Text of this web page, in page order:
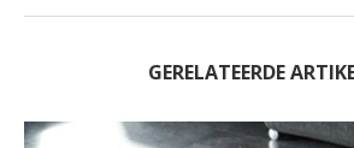
GERELATEERDE